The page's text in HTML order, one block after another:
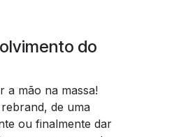
do
a mão na massa!
de uma
ou finalmente dar